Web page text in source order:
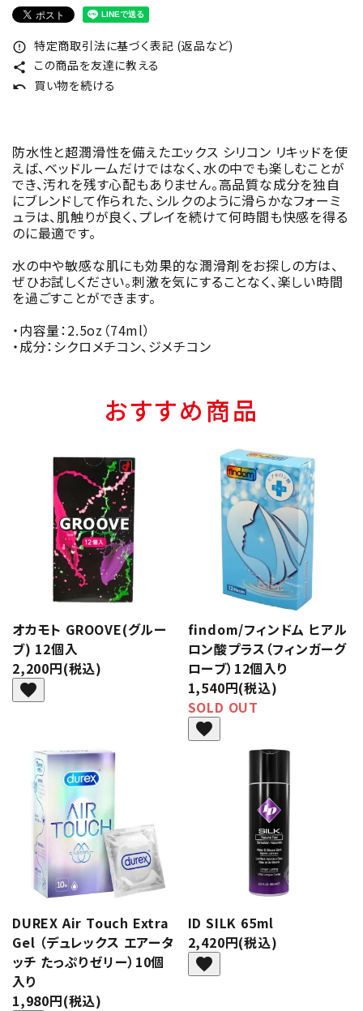
error_outline 特定商取引法に基づく表記 (返品など)
share この商品を友達に教える
undo 買い物を続ける
防水性と超潤滑性を備えたエックス シリコン リキッドを使
えば、ベッドルームだけではなく、水の中でも楽しむことが
でき、汚れを残す心配もありません。高品質な成分を独自
にブレンドして作られた、シルクのように滑らかなフォーミ
ュラは、肌触りが良く、プレイを続けて何時間も快感を得る
のに最適です。
水の中や敏感な肌にも効果的な潤滑剤をお探しの方は、
ぜひお試しください。刺激を気にすることなく、楽しい時間
を過ごすことができます。
・内容量：2.5oz（74ml）
・成分：シクロメチコン、ジメチコン
おすすめ商品
オカモト GROOVE(グルー
ブ) 12個入
2,200円(税込)
favorite
findom/フィンドム ヒアル
ロン酸プラス（フィンガーグ
ローブ）12個入り
1,540円(税込)
SOLD OUT
favorite
DUREX Air Touch Extra
Gel （デュレックス エアータ
ッチ たっぷりゼリー）10個
入り
1,980円(税込)
ID SILK 65ml
2,420円(税込)
favorite